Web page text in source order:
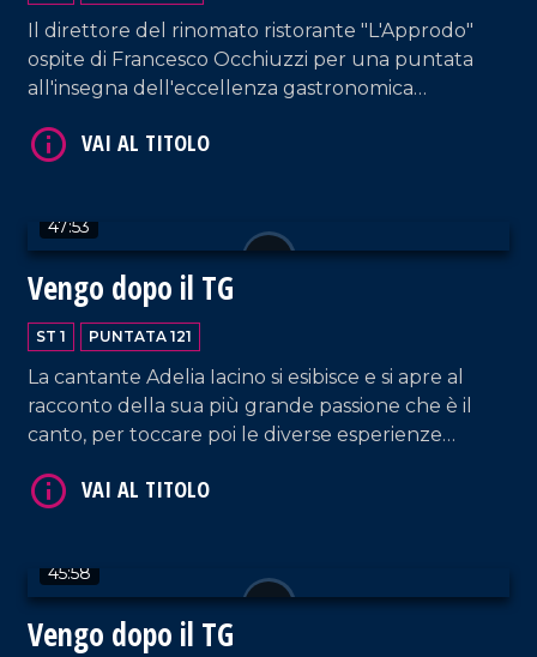
Il direttore del rinomato ristorante "L'Approdo"
ospite di Francesco Occhiuzzi per una puntata
all'insegna dell'eccellenza gastronomica
EL Dan e di Letizia Pagano, questa volta
47:53
Vengo dopo il TG
ST 1 PUNTATA 121
La cantante Adelia Iacino si esibisce e si apre al
racconto della sua più grande passione che è il
canto, per toccare poi le diverse esperienze
spaziano dalla conduzione tv e radiofonica, al
45:58
Vengo dopo il TG
VAI AL TITOLO
VAI AL TITOLO